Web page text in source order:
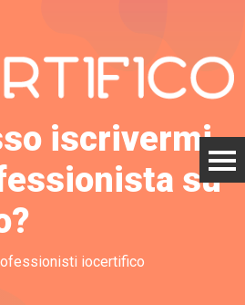
iscrivermi
su
iocertifico